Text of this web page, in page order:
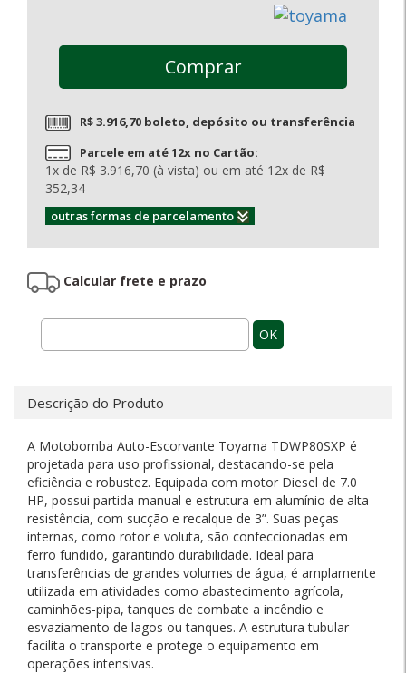
Comprar
R$ 3.916,70 boleto, depósito ou transferência
Parcele em até 12x no Cartão:
1x de R$ 3.916,70 (à vista) ou em até 12x de R$
352,34
outras formas de parcelamento
Calcular frete e prazo
OK
Descrição do Produto
A Motobomba Auto-Escorvante Toyama TDWP80SXP é
projetada para uso profissional, destacando-se pela
eficiência e robustez. Equipada com motor Diesel de 7.0
HP, possui partida manual e estrutura em alumínio de alta
resistência, com sucção e recalque de 3”. Suas peças
internas, como rotor e voluta, são confeccionadas em
ferro fundido, garantindo durabilidade. Ideal para
transferências de grandes volumes de água, é amplamente
utilizada em atividades como abastecimento agrícola,
caminhões-pipa, tanques de combate a incêndio e
esvaziamento de lagos ou tanques. A estrutura tubular
facilita o transporte e protege o equipamento em
operações intensivas.